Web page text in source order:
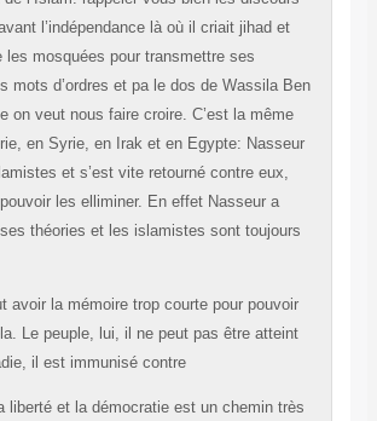
de Bourguiba avant l’indépendance là où il criait jihad
islam et utilise les mosquées pour transmettre ses
discours et ses mots d’ordres et pa le dos de
Ammar comme on veut nous faire croire. C’est la
chose en Algérie, en Syrie, en Irak et en Egypte:
a utilisé les islamistes et s’est vite retourné contre
sans toujours pouvoir les elliminer. En effet Nasseur
disparut avec ses théories et les islamistes sont
Vraiment il faut avoir la mémoire trop courte pour
oublier tout cela. Le peuple, lui, il ne peut pas être
de cette maladie, il est immunisé contre.
La lutte pour la liberté et la démocratie est un